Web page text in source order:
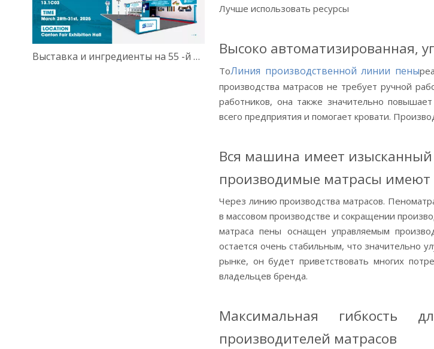
Выставка и ингредиенты на 55 -й 2025 году в Китае Гуанчжоу.
Лучше использовать ресурсы
Высоко автоматизированная,
ТоЛиния производственной линии пены
производства матрасов не требует ручной
работников, она также значительно
всего предприятия и помогает кровати.
Вся машина имеет
производимые матрасы имеют
Через линию производства матрасов.
в массовом производстве и сокращении
матраса пены оснащен управляемым
остается очень стабильным, что значительно
рынке, он будет приветствовать многих
владельцев бренда.
Максимальная гибкость
производителей матрасов